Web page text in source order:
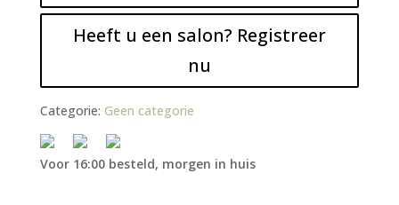
Heeft u een salon? Registreer
nu
Categorie: Geen categorie
Voor 16:00 besteld, morgen in huis